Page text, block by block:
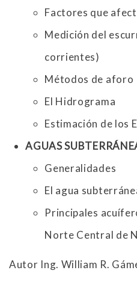
Factores que
Medición del
corrientes)
Métodos de aforo
El Hidrograma
Estimación de los
AGUAS
Generalidades
El agua
Principales
Norte Central de
Autor Ing. William R.